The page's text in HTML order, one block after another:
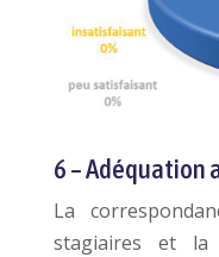
6 –
La
stagiaires et